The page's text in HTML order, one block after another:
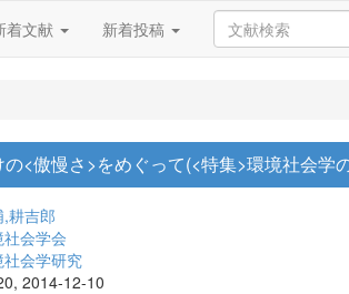
着文献 新着投稿
<傲慢さ>をめぐって(<特集>環境社会学
耕吉郎
会学会
社会学研究
2014-12-10